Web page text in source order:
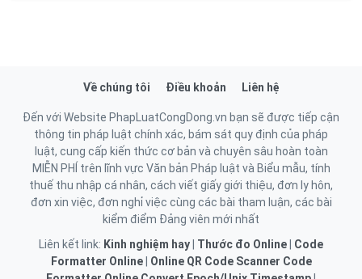
Về chúng tôi Điều khoản Liên hệ
Đến với Website PhapLuatCongDong.vn bạn sẽ được tiếp cận
thông tin pháp luật chính xác, bám sát quy định của pháp
luật, cung cấp kiến thức cơ bản và chuyên sâu hoàn toàn
MIỄN PHÍ trên lĩnh vực Văn bản Pháp luật và Biểu mẫu, tính
thuế thu nhập cá nhân, cách viết giấy giới thiệu, đơn ly hôn,
đơn xin việc, đơn nghỉ việc cùng các bài tham luận, các bài
kiểm điểm Đảng viên mới nhất
Liên kết link: Kinh nghiệm hay Thước đo Online
Code
Formatter Online| Online QR Code Scanner Code